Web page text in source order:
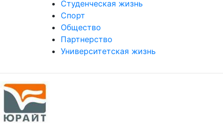
Студенческая жизнь
Спорт
Общество
Партнерство
Университетская жизнь